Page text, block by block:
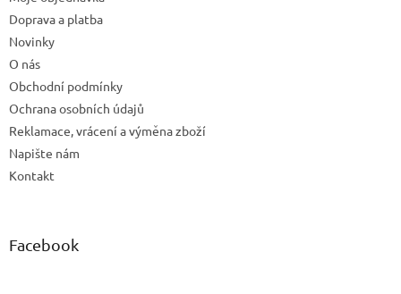
Doprava a platba
Novinky
O nás
Obchodní podmínky
Ochrana osobních údajů
Reklamace, vrácení a výměna zboží
Napište nám
Kontakt
Facebook